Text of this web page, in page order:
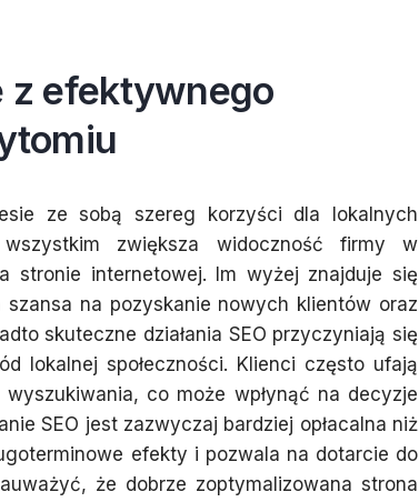
z efektywnego
ze sobą szereg korzyści dla lokalnych
wszystkim zwiększa widoczność firmy w
stronie internetowej. Im wyżej znajduje się
na pozyskanie nowych klientów oraz
skuteczne działania SEO przyczyniają się
lokalnej społeczności. Klienci często ufają
co może wpłynąć na decyzje
SEO jest zazwyczaj bardziej opłacalna niż
efekty i pozwala na dotarcie do
że dobrze zoptymalizowana strona